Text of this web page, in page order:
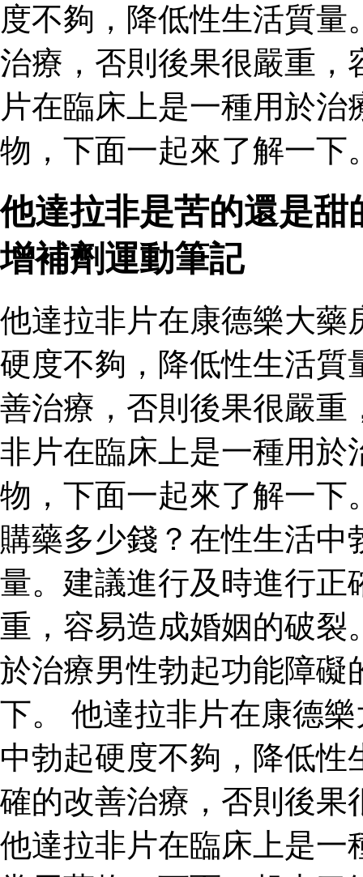
度不夠，降低性生活質
治療，否則後果很嚴重，
片在臨床上是一種用於
物，下面一起來了解一下
他達拉非是苦的還是
增補劑運動筆記
他達拉非片在康德樂大藥
硬度不夠，降低性生活質
善治療，否則後果很嚴重
非片在臨床上是一種用於
物，下面一起來了解一下
購藥多少錢？在性生活
量。建議進行及時進行正
重，容易造成婚姻的破裂
於治療男性勃起功能障礙
下。 他達拉非片在康德
中勃起硬度不夠，降低
確的改善治療，否則後果
他達拉非片在臨床上是一